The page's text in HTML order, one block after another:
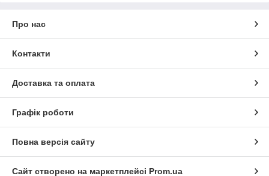
Про нас
Контакти
Доставка та оплата
Графік роботи
Повна версія сайту
Сайт створено на маркетплейсі Prom.ua